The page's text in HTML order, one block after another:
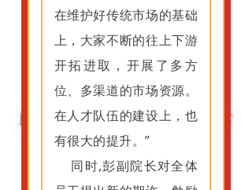
在维护好传统市场的基础
上，大家不断的往上下游
开拓进取，开展了多方
位、多渠道的市场资源。
在人才队伍的建设上，也
有很大的提升。”
同时,彭副院长对全体